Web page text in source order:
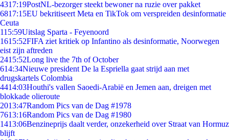
4317:19PostNL-bezorger steekt bewoner na ruzie over pakket
6817:15EU bekritiseert Meta en TikTok om verspreiden desinformatie
Ceuta
115:59Uitslag Sparta - Feyenoord
1615:52FIFA ziet kritiek op Infantino als desinformatie, Noorwegen
eist zijn aftreden
2415:52Long live the 7th of October
614:34Nieuwe president De la Espriella gaat strijd aan met
drugskartels Colombia
4414:03Houthi's vallen Saoedi-Arabië en Jemen aan, dreigen met
blokkade olieroute
2013:47Random Pics van de Dag #1978
7613:16Random Pics van de Dag #1980
1413:06Benzineprijs daalt verder, onzekerheid over Straat van Hormuz
blijft